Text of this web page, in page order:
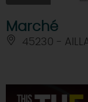
Marché
45230 -